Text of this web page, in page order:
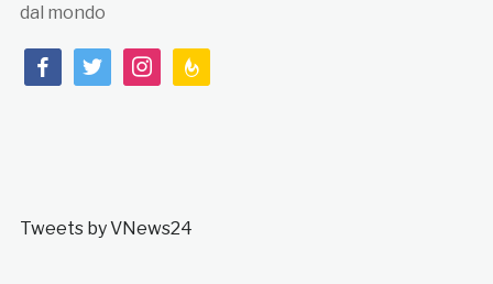
dal mondo
facebooktwitterinstagramfeedburner
Tweets by VNews24